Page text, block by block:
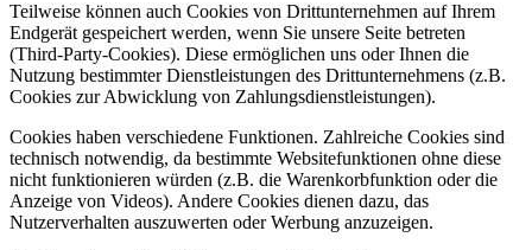
Teilweise können auch Cookies von Drittunternehmen auf Ihrem
Endgerät gespeichert werden, wenn Sie unsere Seite betreten
(Third-Party-Cookies). Diese ermöglichen uns oder Ihnen die
Nutzung bestimmter Dienstleistungen des Drittunternehmens (z.B.
Cookies zur Abwicklung von Zahlungsdienstleistungen).
Cookies haben verschiedene Funktionen. Zahlreiche Cookies sind
technisch notwendig, da bestimmte Websitefunktionen ohne diese
nicht funktionieren würden (z.B. die Warenkorbfunktion oder die
Anzeige von Videos). Andere Cookies dienen dazu, das
Nutzerverhalten auszuwerten oder Werbung anzuzeigen.